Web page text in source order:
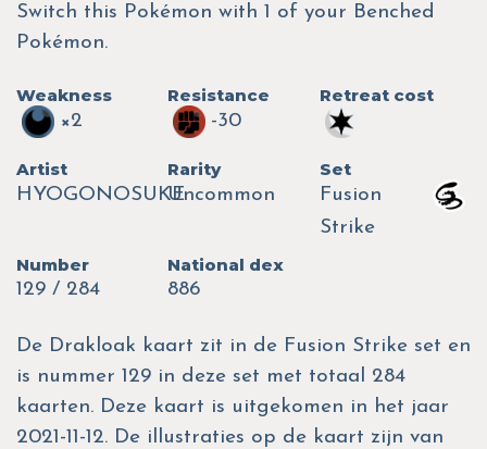
Switch this Pokémon with 1 of your Benched
Pokémon.
Weakness
×2
Resistance
-30
Retreat cost
Artist
HYOGONOSUKE
Rarity
Uncommon
Set
Fusion
Strike
Number
129 / 284
National dex
886
De Drakloak kaart zit in de Fusion Strike set en
is nummer 129 in deze set met totaal 284
kaarten. Deze kaart is uitgekomen in het jaar
2021-11-12. De illustraties op de kaart zijn van